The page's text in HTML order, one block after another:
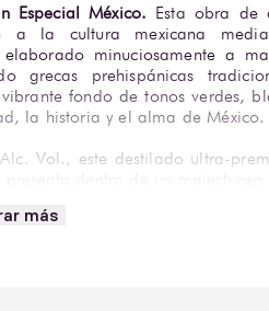
Especial México. Esta obra de
a la cultura mexicana
minuciosamente a
grecas prehispánicas
fondo de tonos verdes,
la historia y el alma de México.
Vol., este destilado ultra-
dentro de un majestuoso
piel conmemorativo con
más